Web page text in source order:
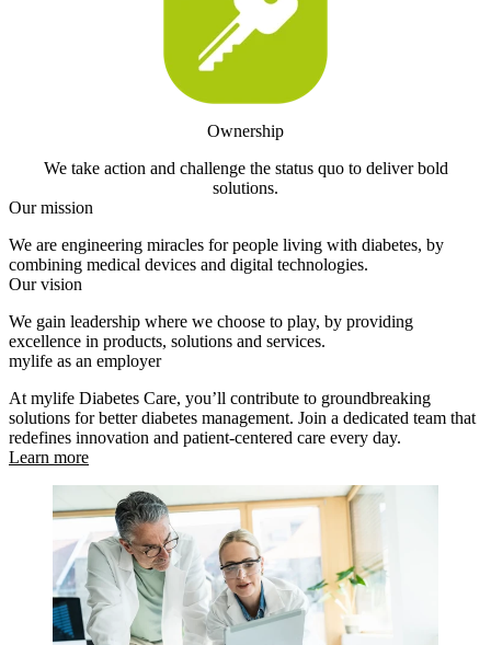
Ownership
We take action and challenge the status quo to deliver bold
solutions.
Our mission
We are engineering miracles for people living with diabetes, by
combining medical devices and digital technologies.
Our vision
We gain leadership where we choose to play, by providing
excellence in products, solutions and services.
mylife as an employer
At mylife Diabetes Care, you’ll contribute to groundbreaking
solutions for better diabetes management. Join a dedicated team that
redefines innovation and patient-centered care every day.
Learn more